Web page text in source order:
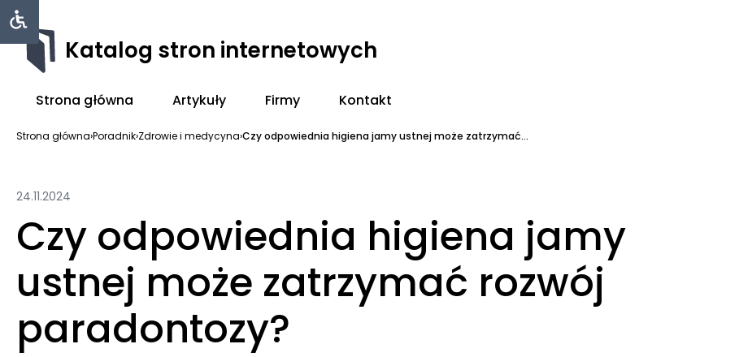
Katalog stron internetowych
Strona główna Artykuły Firmy Kontakt
Strona główna›Poradnik›Zdrowie i medycyna›Czy odpowiednia higiena jamy ustnej może zatrzymać...
24.11.2024
Czy odpowiednia higiena jamy
ustnej może zatrzymać rozwój
paradontozy?